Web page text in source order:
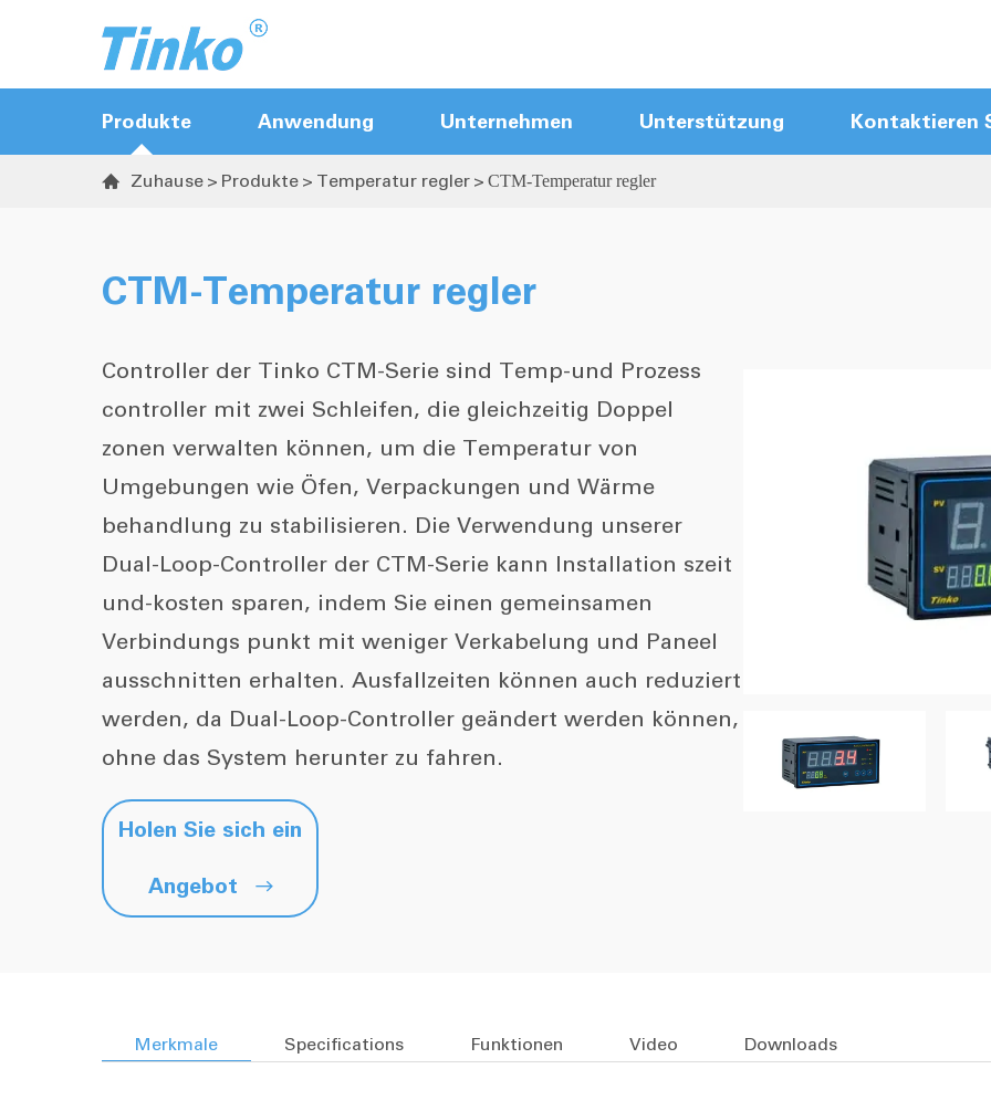
Produkte
Heißläufer-Controller
Temperatur regler
Temperatur & Feuchtigkeit
Kompakter Heißläufer-Controller
Heiß läufer kabel
Heiß läufer Zubehör
Anwendung Unternehmen Unterstützung Kontaktieren
 Zuhause Produkte Temperatur regler CTM-Temperatur regler
CTM-Temperatur regler
Controller der Tinko CTM-Serie sind Temp-und Prozess
controller mit zwei Schleifen, die gleichzeitig Doppel
zonen verwalten können, um die Temperatur von
Umgebungen wie Öfen, Verpackungen und Wärme
behandlung zu stabilisieren. Die Verwendung unserer
Dual-Loop-Controller der CTM-Serie kann Installation szeit
und-kosten sparen, indem Sie einen gemeinsamen
Verbindungs punkt mit weniger Verkabelung und Paneel
ausschnitten erhalten. Ausfallzeiten können auch reduziert
werden, da Dual-Loop-Controller geändert werden können,
ohne das System herunter zu fahren.
Holen Sie sich ein
Angebot 
Merkmale Specifications Funktionen Video Downloads